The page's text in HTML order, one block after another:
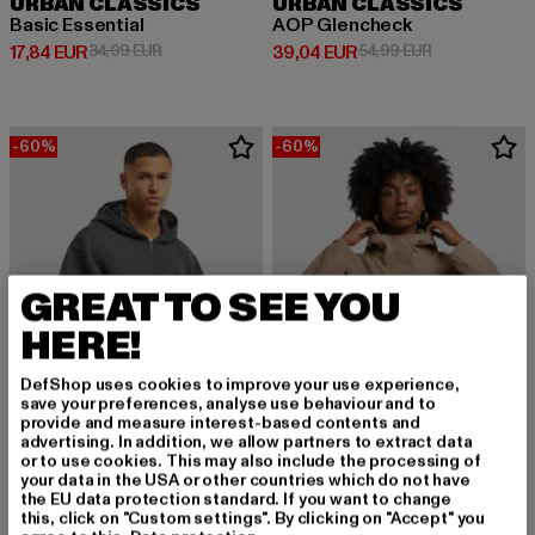
Basic Essential
17,84 EUR
Derzeitiger Preis: 17,84 EUR
34,99 EURAktionspreis: 34,99 EUR
AOP Glencheck
39,04 EUR
Derzeitiger Preis: 39,04 EUR
54,99 EURAktionspreis:
-60%
KARL KANI
KK Kani Icy Dancer Zip Hoodie
36,00 EUR
Derzeitiger Preis: 36,00 EUR
89,99 EURAktionspreis: 89,99 EUR
-60%
AIMN
GREAT TO SEE YOU
HERE!
DefShop uses cookies to improve your use experience,
save your preferences, analyse use behaviour and to
provide and measure interest-based contents and
advertising. In addition, we allow partners to extract data
or to use cookies. This may also include the processing of
your data in the USA or other countries which do not have
the EU data protection standard. If you want to change
this, click on "Custom settings". By clicking on "Accept" you